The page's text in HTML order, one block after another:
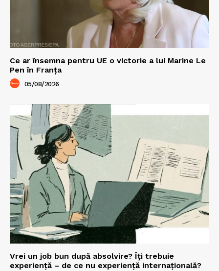
Ce ar însemna pentru UE o victorie a lui Marine Le
Pen în Franța
05/08/2026
Vrei un job bun după absolvire? Îți trebuie
experiență – de ce nu experiență internațională?